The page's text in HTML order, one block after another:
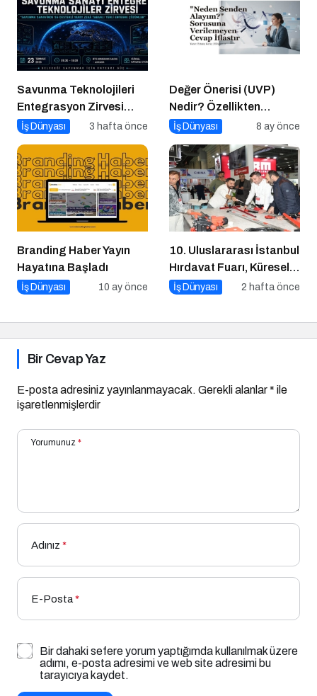
Savunma Teknolojileri
Entegrasyon Zirvesi
Ankara’da
İş Dünyası 3 hafta önce
Değer Önerisi (UVP)
Nedir? Özellikten
Faydaya Geçiş
İş Dünyası 8 ay önce
Branding Haber Yayın
Hayatına Başladı
İş Dünyası 10 ay önce
10. Uluslararası İstanbul
Hırdavat Fuarı, Küresel
Ticaretin Yeni Merkezi
İş Dünyası 2 hafta önce
Bir Cevap Yaz
E-posta adresiniz yayınlanmayacak. Gerekli alanlar* ile
işaretlenmişlerdir
Yorumunuz *
Adınız *
E-Posta*
Bir dahaki sefere yorum yaptığımda kullanılmak üzere
adımı, e-posta adresimi ve web site adresimi bu
tarayıcıya kaydet.